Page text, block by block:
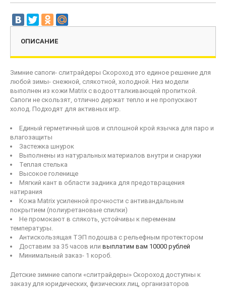
ОПИСАНИЕ
Зимние сапоги- слитрайдеры Скороход это единое решение для
любой зимы- снежной, слякотной, холодной. Низ модели
выполнен из кожи Matrix с водоотталкивающей пропиткой.
Сапоги не скользят, отлично держат тепло и не пропускают
холод. Подходят для активных игр.
Единый герметичный шов и сплошной крой язычка для паро и
влагозащиты
Застежка шнурок
Выполнены из натуральных материалов внутри и снаружи
Теплая стелька
Высокое голенище
Мягкий кант в области задника для предотвращения
натирания
Кожа Matrix усиленной прочности с антивандальным
покрытием (полиуретановые спилки)
Не промокают в слякоть, устойчивы к переменам
температуры.
Антискользящая ТЭП подошва с рельефным протектором
Доставим за 35 часов или выплатим вам 10000 рублей
Минимальный заказ- 1 короб.
Детские зимние сапоги «слитрайдеры» Скороход доступны к
заказу для юридических, физических лиц, организаторов